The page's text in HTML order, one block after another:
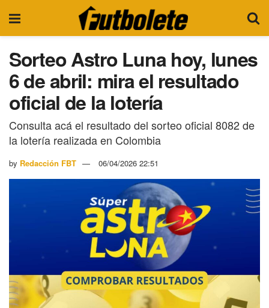
Sorteo Astro Luna hoy, lunes
6 de abril: mira el resultado
oficial de la lotería
Consulta acá el resultado del sorteo oficial 8082 de
la lotería realizada en Colombia
by Redacción FBT 06/04/2026 22:51